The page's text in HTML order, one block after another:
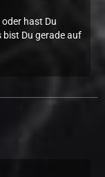
hast Du
Du gerade auf